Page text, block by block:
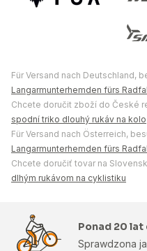
Für Versand nach Deutschland,
Langarmunterhemden fürs
Chcete doručit zboží do České
spodní triko dlouhý rukáv na kolo
Für Versand nach Österreich,
Langarmunterhemden fürs
Chcete doručiť tovar na
dlhým rukávom na cyklistiku
Ponad 20
Sprawdzona